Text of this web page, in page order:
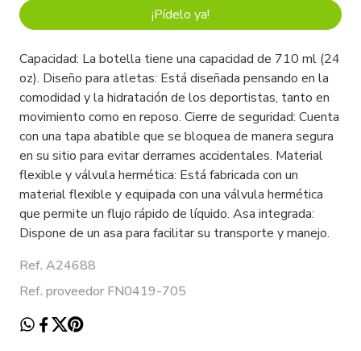
¡Pídelo ya!
Capacidad: La botella tiene una capacidad de 710 ml (24
oz). Diseño para atletas: Está diseñada pensando en la
comodidad y la hidratación de los deportistas, tanto en
movimiento como en reposo. Cierre de seguridad: Cuenta
con una tapa abatible que se bloquea de manera segura
en su sitio para evitar derrames accidentales. Material
flexible y válvula hermética: Está fabricada con un
material flexible y equipada con una válvula hermética
que permite un flujo rápido de líquido. Asa integrada:
Dispone de un asa para facilitar su transporte y manejo.
Ref. A24688
Ref. proveedor FN0419-705